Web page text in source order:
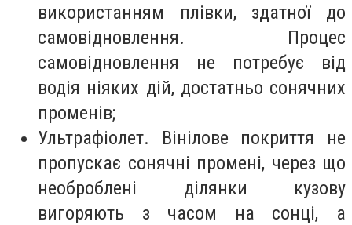
використанням плівки, здатної до
самовідновлення. Процес
самовідновлення не потребує від
водія ніяких дій, достатньо сонячних
променів;
Ультрафіолет. Вінілове покриття не
пропускає сонячні промені, через що
необроблені ділянки кузову
вигоряють з часом на сонці, а